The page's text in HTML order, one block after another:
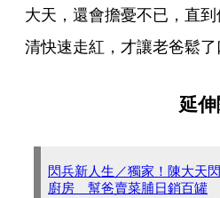
大天，還會擔憂不已，直
清快速走紅，才讓老爸鬆了
延
閃兵新人生／獨家！陳大天
廚房 幫爸賣菜脯日銷百罐